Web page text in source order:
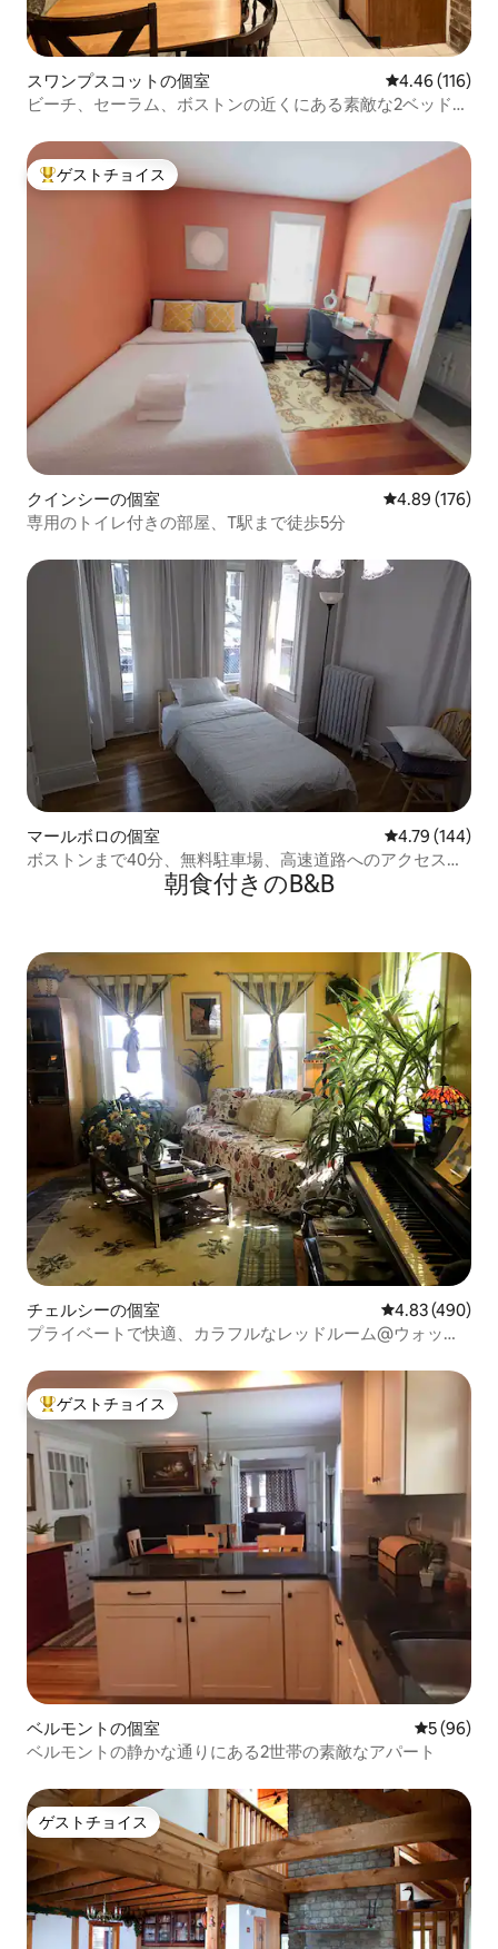
スワンプスコットの個室 レビュー116
4.46 (116)
ビーチ、セーラム、ボストンの近くにある素敵な2ベッドル
大好評のゲストチョイスです。
ゲストチョイス
クインシーの個室 レビュー176
4.89 (176)
専用のトイレ付きの部屋、T駅まで徒歩5分
マールボロの個室 レビュー144
4.79 (144)
ボストンまで40分、無料駐車場、高速道路へのアクセスが
朝食付きのB&B
チェルシーの個室 レビュー490
4.83 (490)
プライベートで快適、カラフルなレッドルーム@ウォッシ
大好評のゲストチョイスです。
ゲストチョイス
ベルモントの個室 レビュー
5 (96)
ベルモントの静かな通りにある2世帯の素敵なアパート
ゲストチョイス
ゲストチョイス